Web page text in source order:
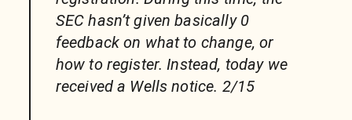
SEC hasn’t given basically 0
feedback on what to change, or
how to register. Instead, today we
received a Wells notice. 2/15